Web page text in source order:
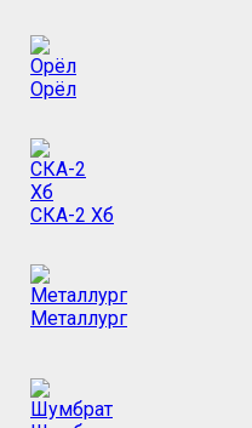
Орёл
СКА-2 Хб
Металлург